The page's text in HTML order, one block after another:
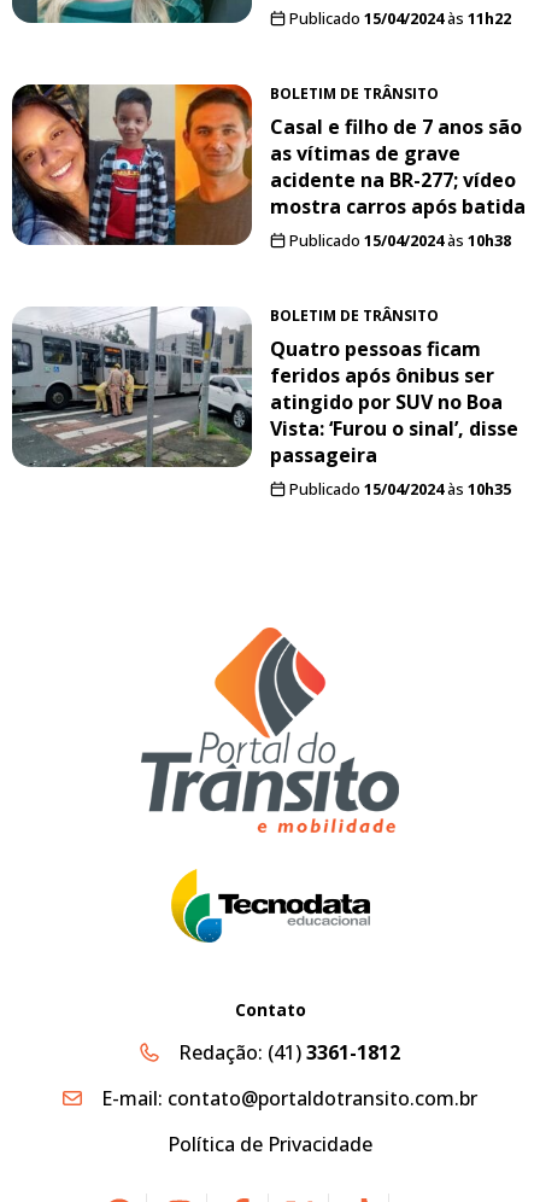
Publicado 15/04/2024às 11h22
BOLETIM DE TRÂNSITO
Casal e filho de 7 anos são
as vítimas de grave
acidente na BR-277; vídeo
mostra carros após batida
Publicado 15/04/2024às 10h38
BOLETIM DE TRÂNSITO
Quatro pessoas ficam
feridos após ônibus ser
atingido por SUV no Boa
Vista: ‘Furou o sinal’, disse
passageira
Publicado 15/04/2024às 10h35
Contato
Redação: (41)3361-1812
E-mail: contato@portaldotransito.com.br
Política de Privacidade